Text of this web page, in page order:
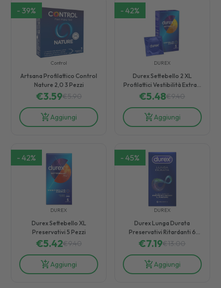
- 39%
Control
Artsana Profilattico Control
Nature 2,0 3 Pezzi
€3.59€5.90
Aggiungi
- 42%
DUREX
Durex Settebello 2 XL
Profilattici Vestibilità Extra 5
Pezzi
€5.48€9.40
Aggiungi
-42%
DUREX
Durex Settebello XL
Preservativi 5 Pezzi
€5.42€9.40
Aggiungi
- 45%
DUREX
Durex Lunga Durata
Preservativi Ritardanti 6
Pezzi
€7.19€13.00
Aggiungi